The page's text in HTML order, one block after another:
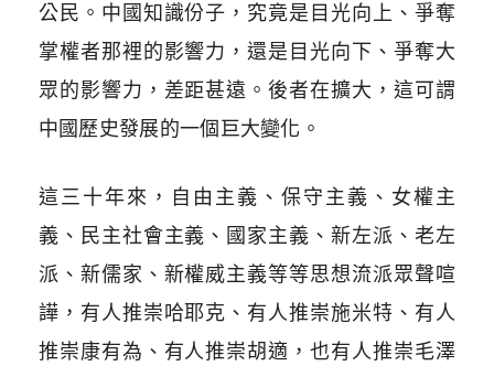
公民。中國知識份子，究竟是目光向上、爭奪
掌權者那裡的影響力，還是目光向下、爭奪大
眾的影響力，差距甚遠。後者在擴大，這可謂
中國歷史發展的一個巨大變化。
這三十年來，自由主義、保守主義、女權主
義、民主社會主義、國家主義、新左派、老左
派、新儒家、新權威主義等等思想流派眾聲喧
譁，有人推崇哈耶克、有人推崇施米特、有人
推崇康有為、有人推崇胡適，也有人推崇毛澤